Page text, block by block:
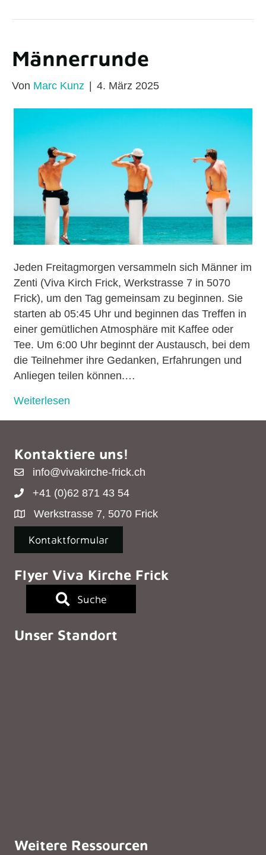
Männerrunde
Von Marc Kunz | 4. März 2025
Jeden Freitagmorgen versammeln sich Männer im
Zenti (Viva Kirch Frick, Werkstrasse 7 in 5070
Frick), um den Tag gemeinsam zu beginnen. Sie
starten ab 05:45 Uhr und beginnen das Treffen in
einer gemütlichen Atmosphäre mit Kaffee oder
Tee. Um 6:00 Uhr beginnt der Austausch, bei dem
die Teilnehmer ihre Gedanken, Erfahrungen und
Anliegen teilen können.…
Weiterlesen
Kontaktiere uns!
info@vivakirche-frick.ch
+41 (0)62 871 43 54
Werkstrasse 7, 5070 Frick
Kontaktformular
Flyer Viva Kirche Frick
Suche
Unser Standort
Weitere Ressourcen